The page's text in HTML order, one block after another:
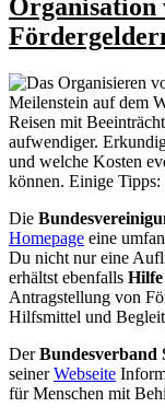
Reisen mit
aufwendiger.
und welche Kosten
können. Einige Tipps:
Die
Homepage eine
Du nicht nur eine
erhältst ebenfalls Hilfe
Antragstellung von
Hilfsmittel und
DerBundesverband
seinerWebseite
für Menschen mit